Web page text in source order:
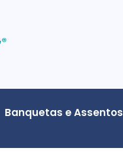
Banquetas e Assentos